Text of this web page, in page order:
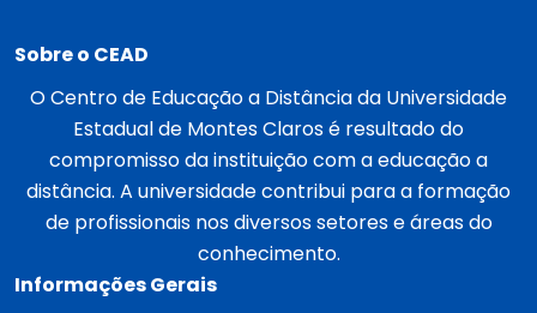
Sobre o CEAD
O Centro de Educação a Distância da Universidade
Estadual de Montes Claros é resultado do
compromisso da instituição com a educação a
distância. A universidade contribui para a formação
de profissionais nos diversos setores e áreas do
conhecimento.
Informações Gerais